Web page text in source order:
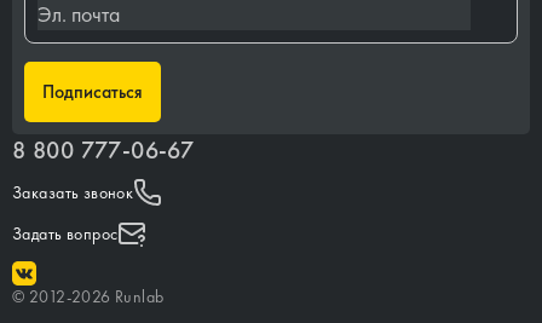
Подписаться
8 800 777-06-67
Заказать звонок
Задать вопрос
© 2012-2026 Runlab